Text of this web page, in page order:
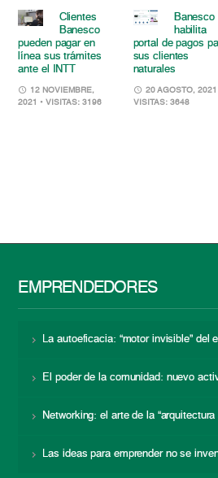
Clientes
Banesco
pueden pagar en
línea sus trámites
ante el INTT
12 NOVIEMBRE,
2021 • VISITAS: 3196
Banesco
habilita
portal de pagos
sus clientes
naturales
20 AGOSTO, 2021
VISITAS: 3648
EMPRENDEDORES
La autoeficacia: “motor invisible” del
El poder de la comunidad: nuevo
Networking: el arte de la
Las ideas para emprender no se